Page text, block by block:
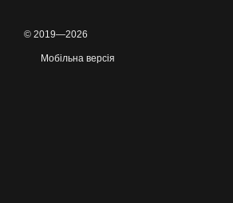
© 2019—2026
Мобільна версія